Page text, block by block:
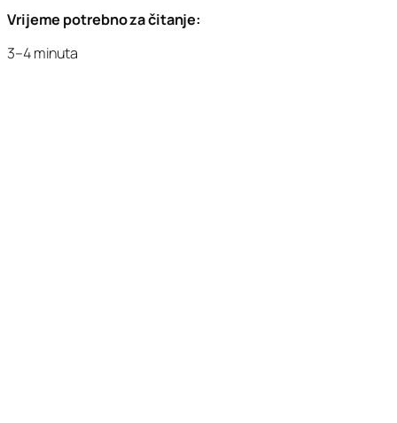
Vrijeme potrebno za čitanje:
3–4 minuta